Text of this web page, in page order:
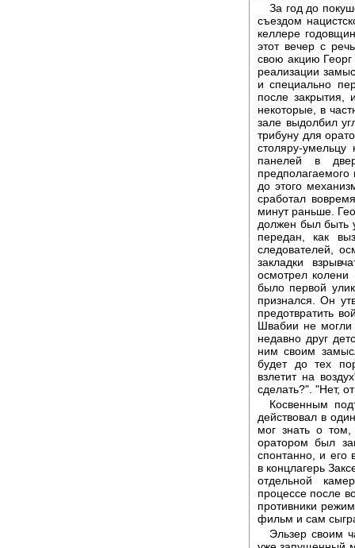
За год до
съездом
келлере
этот вечер с
свою акцию
реализации
и специально
после
некоторые, в
зале выдолбил
трибуну для
столяру-умельцу
панелей в
до этого
сработал
минут раньше.
должен был быть
передан, как
следователей,
закладки
осмотрел
было первой
признался. Он
предотвратить
Швабии не могли
недавно друг
ним своим
будет до тех
взлетит на
сделать?". "Нет,
Косвенным
действовал в
мог знать о том,
оратором был
спонтанно, и его
в концлагерь
отдельной
процессе после
противники
фильм и сам
Эльзер своим